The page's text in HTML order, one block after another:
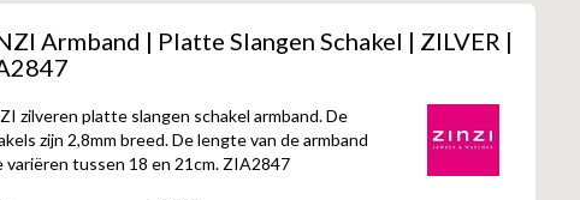
Armband | Platte Slangen Schakel | ZILVER |
zilveren platte slangen schakel armband. De
zijn 2,8mm breed. De lengte van de armband
variëren tussen 18 en 21cm. ZIA2847